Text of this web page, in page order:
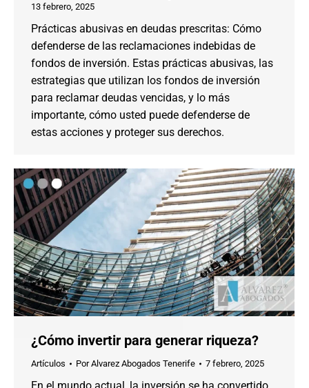
13 febrero, 2025
Prácticas abusivas en deudas prescritas: Cómo
defenderse de las reclamaciones indebidas de
fondos de inversión. Estas prácticas abusivas, las
estrategias que utilizan los fondos de inversión
para reclamar deudas vencidas, y lo más
importante, cómo usted puede defenderse de
estas acciones y proteger sus derechos.
¿Cómo invertir para generar riqueza?
Artículos PorAlvarez Abogados Tenerife 7 febrero, 2025
En el mundo actual, la inversión se ha convertido